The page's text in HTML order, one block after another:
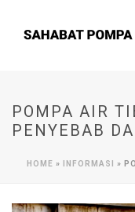
POMPA AIR
PENYEBAB
HOME » INFORMASI »